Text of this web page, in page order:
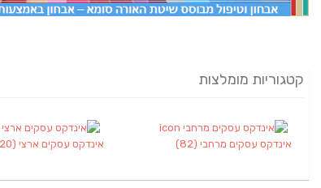
קטגוריות מומלצות
אינדקס עסקים מרחבי (82) אינדקס עסקים ארצי (20)